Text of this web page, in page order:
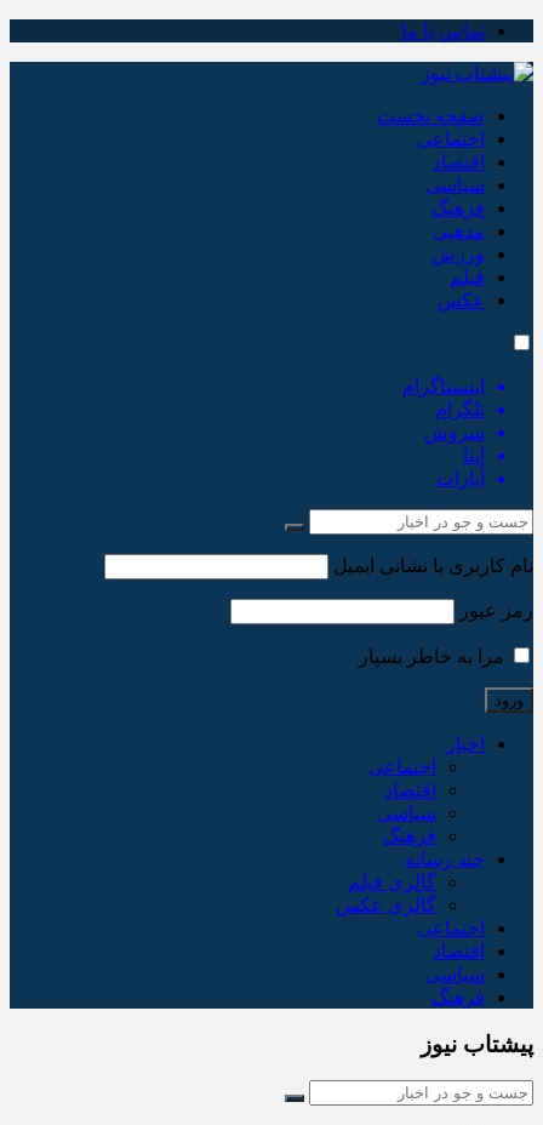
تماس با ما
صفحه نخست
اجتماعی
اقتصاد
سیاسی
فرهنگ
مذهبی
ورزش
فیلم
عکس
اینستاگرام
تلگرام
سروش
ایتا
آپارات
نام کاربری یا نشانی ایمیل
رمز عبور
مرا به خاطر بسپار
اخبار
اجتماعی
اقتصاد
سیاسی
فرهنگ
چند رسانه
گالری فیلم
گالری عکس
اجتماعی
اقتصاد
سیاسی
فرهنگ
پیشتاب نیوز